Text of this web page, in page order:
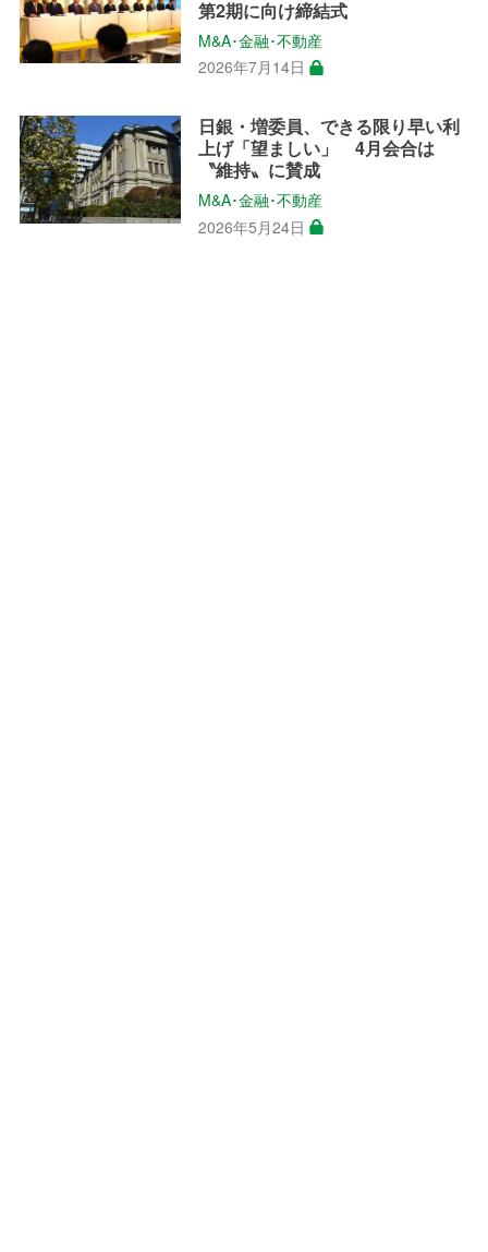
第2期に向け締結式
M&A･金融･不動産
2026年7月14日
日銀・増委員、できる限り早い利
上げ「望ましい」 4月会合は
〝維持〟に賛成
M&A･金融･不動産
2026年5月24日